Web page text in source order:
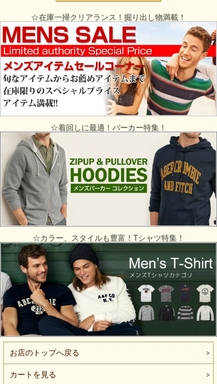
☆在庫一掃クリアランス！掘り出し物満載！
☆着回しに最適！パーカー特集！
☆カラー、スタイルも豊富！Tシャツ特集！
お店のトップへ戻る
カートを見る